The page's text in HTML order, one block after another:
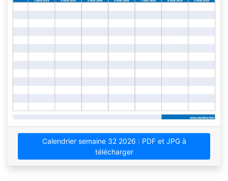
Calendrier semaine 32 2026 : PDF et JPG à
télécharger